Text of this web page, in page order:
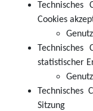
Cookies
statistischer
Technisches
Sitzung